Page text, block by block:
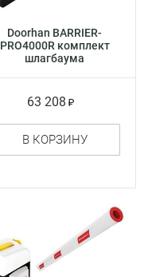
Doorhan BARRIER-
PRO4000R комплект
шлагбаума
63 208
В КОРЗИНУ